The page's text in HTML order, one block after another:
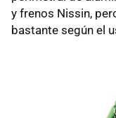
y frenos Nissin,
bastante según el